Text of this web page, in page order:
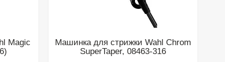
Magic
Машинка для стрижки Wahl Chrom
SuperTaper, 08463-316